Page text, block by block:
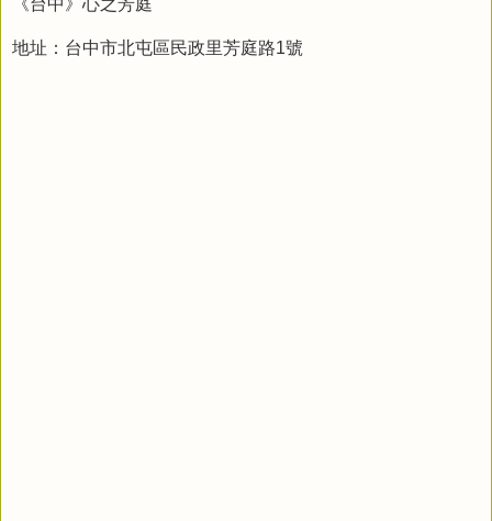
《台中》心之芳庭
地址：台中市北屯區民政里芳庭路1號